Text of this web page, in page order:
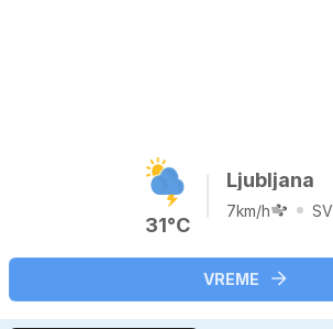
31°C
Ljubljana
7km/h SV
VREME